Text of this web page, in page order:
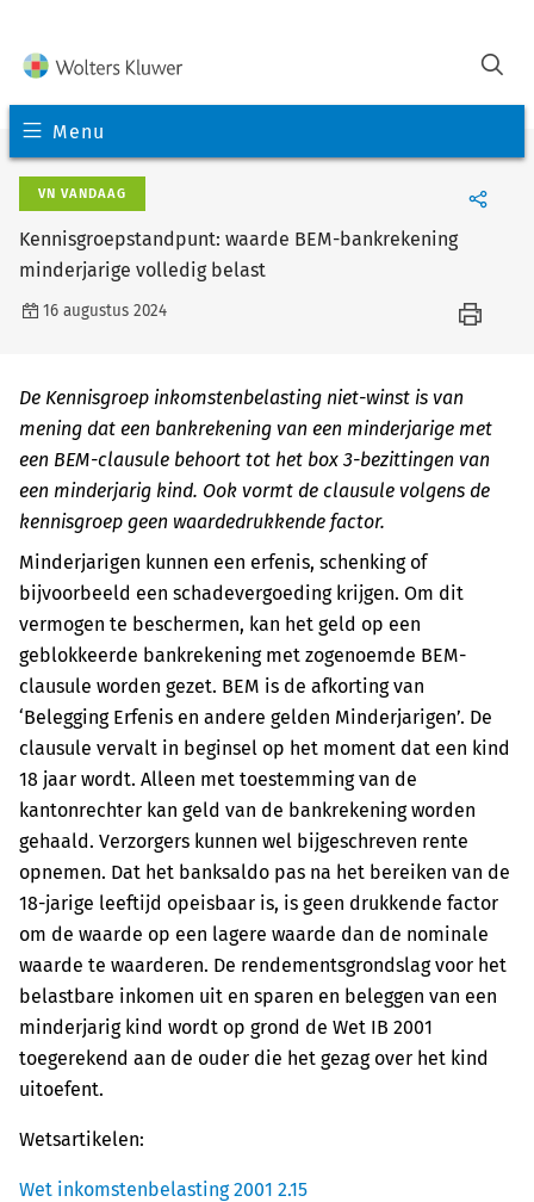
Menu
VN VANDAAG
Kennisgroepstandpunt: waarde BEM-bankrekening
minderjarige volledig belast
16 augustus 2024
De Kennisgroep inkomstenbelasting niet-winst is van
mening dat een bankrekening van een minderjarige met
een BEM-clausule behoort tot het box 3-bezittingen van
een minderjarig kind. Ook vormt de clausule volgens de
kennisgroep geen waardedrukkende factor.
Minderjarigen kunnen een erfenis, schenking of
bijvoorbeeld een schadevergoeding krijgen. Om dit
vermogen te beschermen, kan het geld op een
geblokkeerde bankrekening met zogenoemde BEM-
clausule worden gezet. BEM is de afkorting van
‘Belegging Erfenis en andere gelden Minderjarigen’. De
clausule vervalt in beginsel op het moment dat een kind
18 jaar wordt. Alleen met toestemming van de
kantonrechter kan geld van de bankrekening worden
gehaald. Verzorgers kunnen wel bijgeschreven rente
opnemen. Dat het banksaldo pas na het bereiken van de
18-jarige leeftijd opeisbaar is, is geen drukkende factor
om de waarde op een lagere waarde dan de nominale
waarde te waarderen. De rendementsgrondslag voor het
belastbare inkomen uit en sparen en beleggen van een
minderjarig kind wordt op grond de Wet IB 2001
toegerekend aan de ouder die het gezag over het kind
uitoefent.
Wetsartikelen:
Wet inkomstenbelasting 2001 2.15